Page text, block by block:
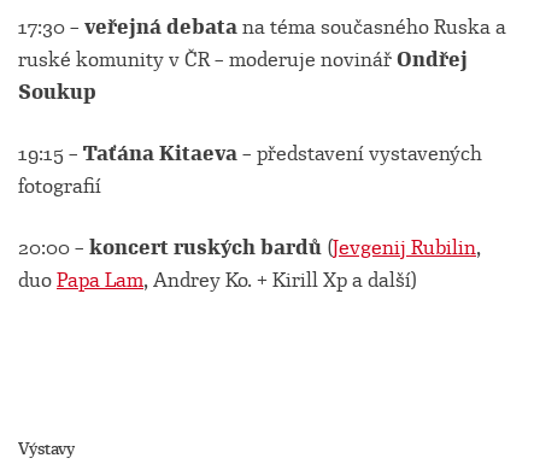
17:30 – veřejná debatana téma současného Ruska a
ruské komunity v ČR – moderuje novinářOndřej
Soukup
19:15 – Taťána Kitaeva– představení vystavených
fotografií
20:00 – koncert ruských bardů (Jevgenij Rubilin,
duoPapa Lam, Andrey Ko. + Kirill Xp a další)
Výstavy